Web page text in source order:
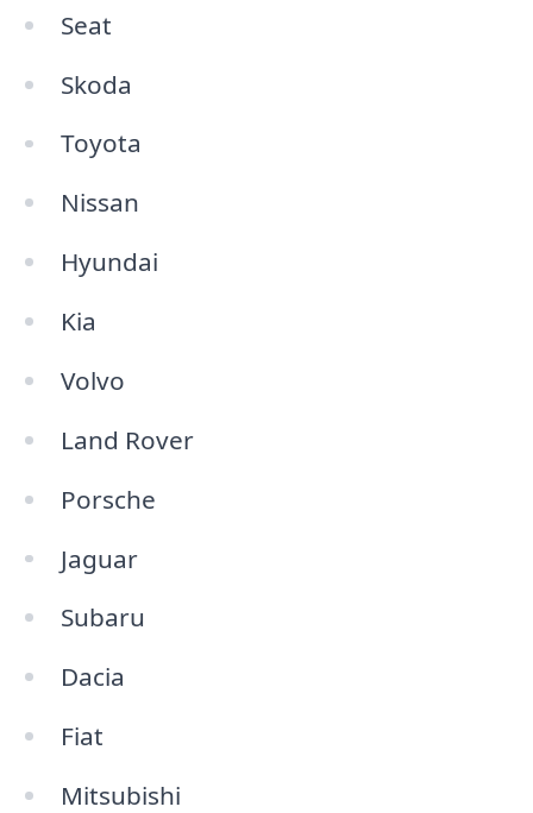
Seat
Skoda
Toyota
Nissan
Hyundai
Kia
Volvo
Land Rover
Porsche
Jaguar
Subaru
Dacia
Fiat
Mitsubishi